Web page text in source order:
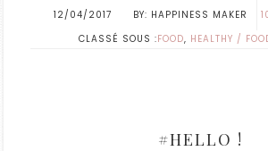
12/04/2017 HAPPINESS MAKER
CLASSÉ SOUS :FOOD, HEALTHY /
#HELLO !